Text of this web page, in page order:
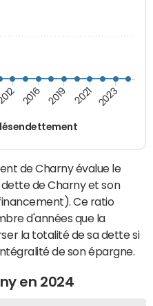
2016 2019 2021 2023
de Charny évalue le
de Charny et son
Ce ratio
d'années que la
la totalité de sa dette si
de son épargne.
en 2024